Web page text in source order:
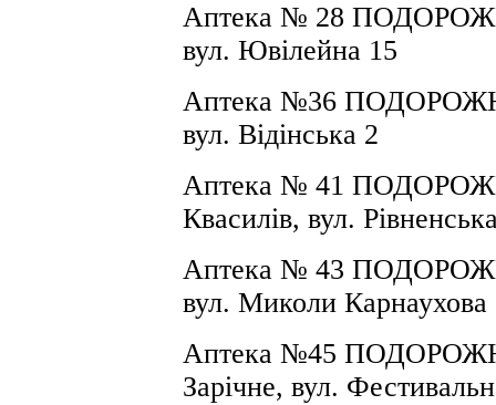
Аптека № 28
вул. Ювілейна 15
Аптека №36
вул. Відінська 2
Аптека № 41
Квасилів, вул.
Аптека № 43
вул. Миколи Карнаухова
Аптека №45
Зарічне, вул.